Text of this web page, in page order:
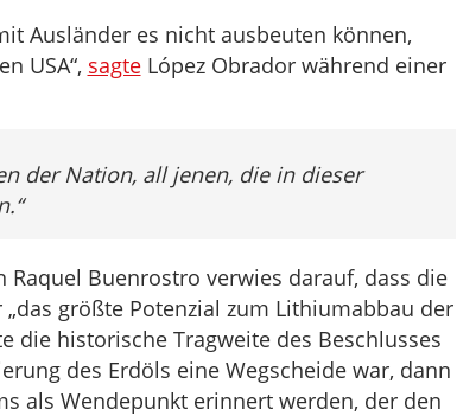
Ausländer es nicht ausbeuten können,
USA“, sagteLópez Obrador während einer
der Nation, all jenen, die in dieser
Buenrostro verwies darauf, dass die
größte Potenzial zum Lithiumabbau der
die historische Tragweite des Beschlusses
des Erdöls eine Wegscheide war, dann
als Wendepunkt erinnert werden, der den